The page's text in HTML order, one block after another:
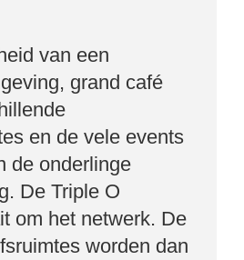
van een
grand café
en de vele events
de onderlinge
De Triple O
om het netwerk. De
worden dan